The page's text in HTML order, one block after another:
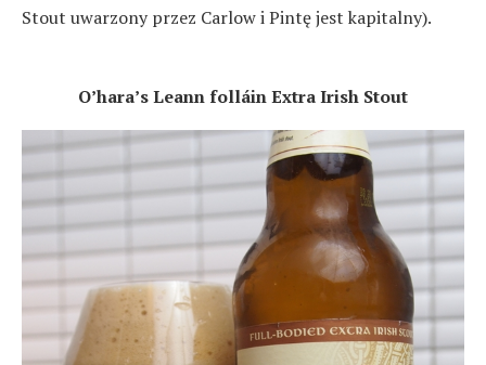
Stout uwarzony przez Carlow i Pintę jest kapitalny).
O’hara’s Leann folláin Extra Irish Stout